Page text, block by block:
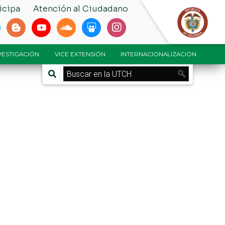
Atención al Ciudadano
VICE EXTENSIÓN INTERNACIONALIZACIÓN